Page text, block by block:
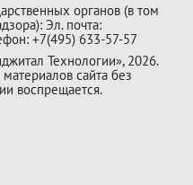
органов (в том
Эл. почта:
+7(495) 633-57-57
Технологии», 2026.
сайта без
воспрещается.